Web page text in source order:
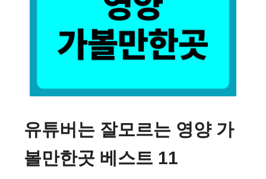
유튜버는 잘모르는 영양 가
볼만한곳 베스트 11